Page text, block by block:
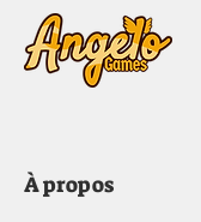
À propos